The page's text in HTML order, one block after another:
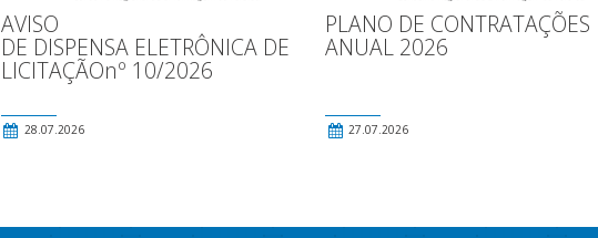
AVISO
DE DISPENSA ELETRÔNICA DE
LICITAÇÃOnº 10/2026
28.07.2026
PLANO DE CONTRATAÇÕES
ANUAL 2026
27.07.2026